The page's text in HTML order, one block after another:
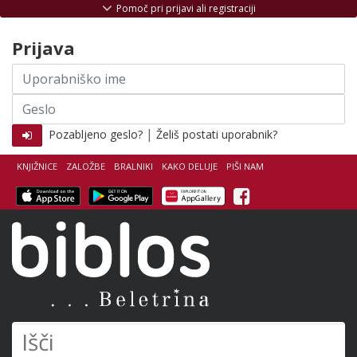
KNJIŽNICE ZALOŽBE BRALNIKI KAKO DELUJE PIŠI NAM
Facebook
Pomoč pri prijavi ali registraciji
Prijava
Uporabniško
ime
Geslo
Pozabljeno geslo? | Želiš postati uporabnik?